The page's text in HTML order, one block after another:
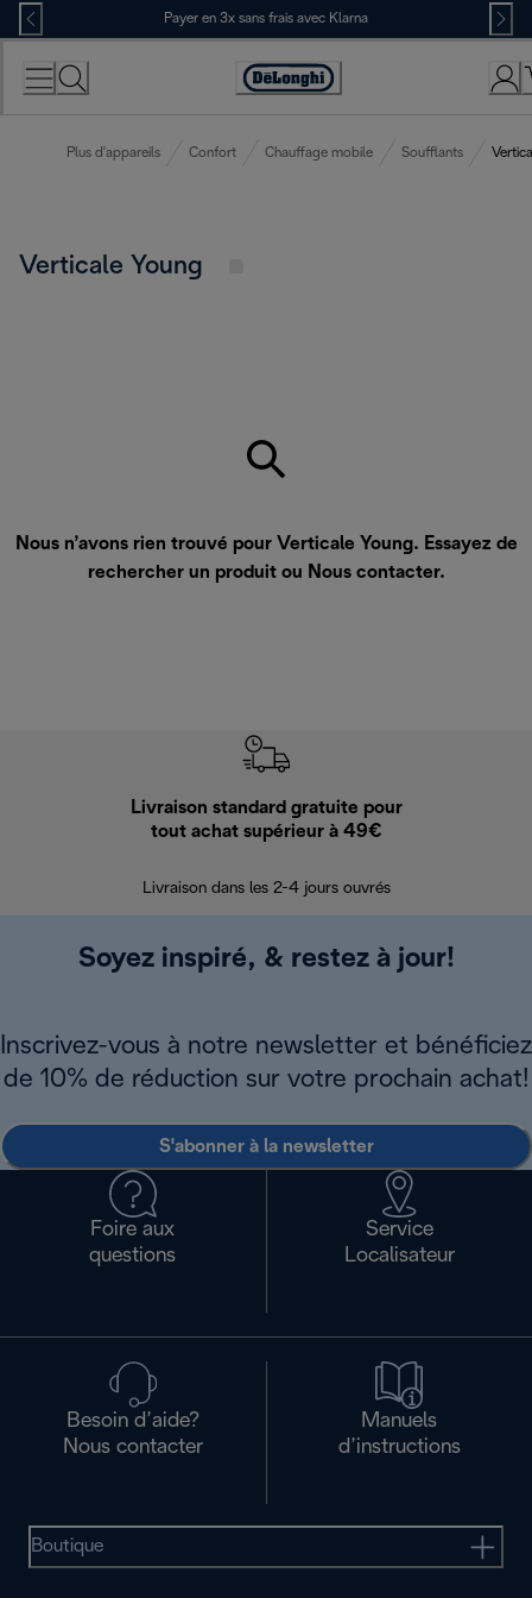
Skip
to
Content
Payer en 3x sans frais avec Klarna
Déclaration
Plus d'appareils Confort Chauffage mobile Soufflants
Verticale Young
Nous n’avons rien trouvé pour Verticale Young. Essayez de
rechercher un produit ou Nous contacter.
Livraison standard gratuite pour
tout achat supérieur à 49€
Livraison dans les 2-4 jours ouvrés
Soyez inspiré, & restez à jour!
Inscrivez-vous à notre newsletter et bénéficiez
de 10% de réduction sur votre prochain achat!
S'abonner à la newsletter
Foire aux
questions
Service
Localisateur
Besoin d’aide?
Nous contacter
Manuels
d’instructions
Boutique